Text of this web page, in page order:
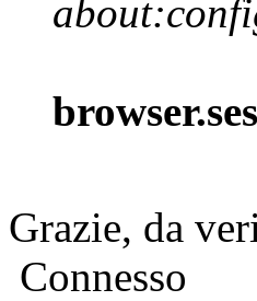
Grazie, da
Connesso